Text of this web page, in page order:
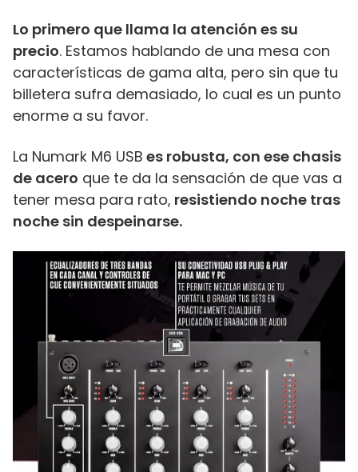
Lo primero que llama la atención es su
precio. Estamos hablando de una mesa con
características de gama alta, pero sin que tu
billetera sufra demasiado, lo cual es un punto
enorme a su favor.
La Numark M6 USB es robusta, con ese chasis
de acero que te da la sensación de que vas a
tener mesa para rato, resistiendo noche tras
noche sin despeinarse.